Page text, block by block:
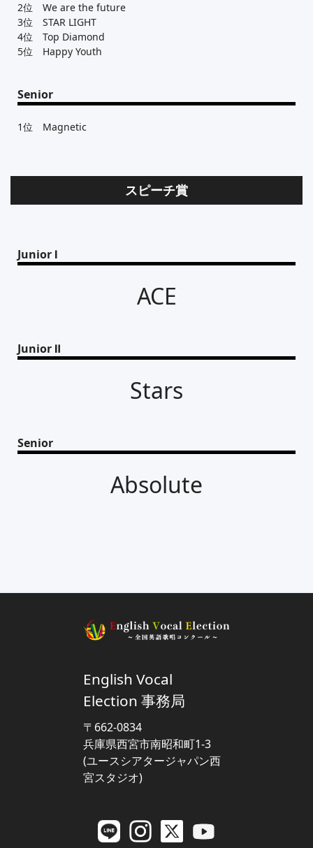
2位 We are the future
3位 STAR LIGHT
4位 Top Diamond
5位 Happy Youth
Senior
1位 Magnetic
スピーチ賞
Junior Ⅰ
ACE
Junior Ⅱ
Stars
Senior
Absolute
‍English Vocal
Election 事務局
〒662-0834
兵庫県西宮市南昭和町1-3
(ユースシアタージャパン西
宮スタジオ)